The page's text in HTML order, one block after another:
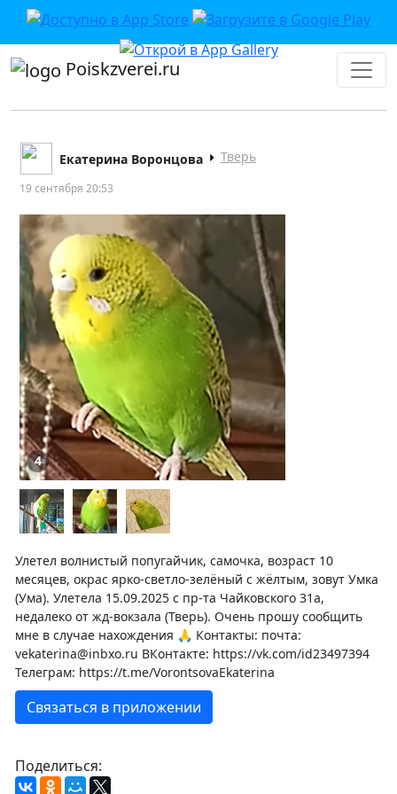
Poiskzverei.ru
Екатерина Воронцова Тверь
19 сентября 20:53
4
Улетел волнистый попугайчик, самочка, возраст 10
месяцев, окрас ярко-светло-зелёный с жёлтым, зовут Умка
(Ума). Улетела 15.09.2025 с пр-та Чайковского 31а,
недалеко от жд-вокзала (Тверь). Очень прошу сообщить
мне в случае нахождения 🙏 Контакты: почта:
vekaterina@inbxo.ru ВКонтакте: https://vk.com/id23497394
Телеграм: https://t.me/VorontsovaEkaterina
Связаться в приложении
Поделиться: